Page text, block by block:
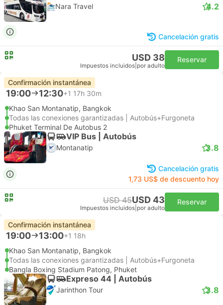
Nara Travel 4.2
Cancelación gratis
USD 38
Impuestos incluidos por adulto
Reservar
Confirmación instantánea
19:00 12:30+1 17h 30m
Khao San Montanatip, Bangkok
Todas las conexiones garantizadas | Autobús+Furgoneta
Phuket Terminal De Autobus 2
VIP Bus | Autobús
Montanatip 3.8
Cancelación gratis
1,73 US$ de descuento hoy
USD 45USD 43
Impuestos incluidos por adulto
Reservar
Confirmación instantánea
19:00 13:00+1 18h
Khao San Montanatip, Bangkok
Todas las conexiones garantizadas | Autobús+Furgoneta
Bangla Boxing Stadium Patong, Phuket
Expreso 44 | Autobús
Jarinthon Tour 3.8